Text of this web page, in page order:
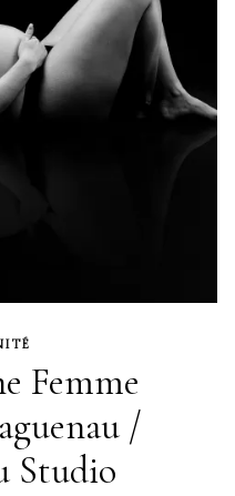
Femme
/
Studio